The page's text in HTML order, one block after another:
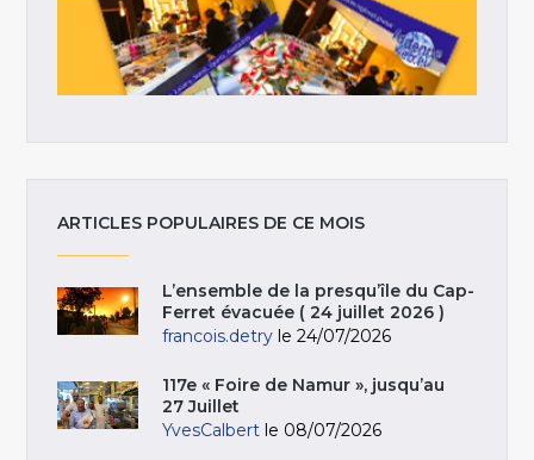
ARTICLES POPULAIRES DE CE MOIS
L’ensemble de la presqu’île du Cap-
Ferret évacuée ( 24 juillet 2026 )
francois.detry le 24/07/2026
117e « Foire de Namur », jusqu’au
27 Juillet
YvesCalbert le 08/07/2026